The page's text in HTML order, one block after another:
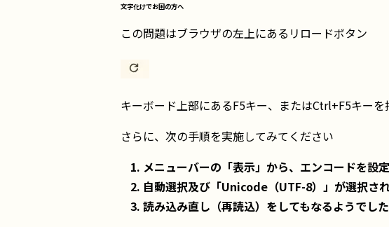
文字化けでお困の方へ
この問題はブラウザの左上にあるリロードボタン
キーボード上部にあるF5キー、またはCtrl+F5キー
さらに、次の手順を実施してみてください
メニューバーの「表示」から、エンコードを設定
自動選択及び「Unicode（UTF-8）」が選択され
読み込み直し（再読込）をしてもなるようでし